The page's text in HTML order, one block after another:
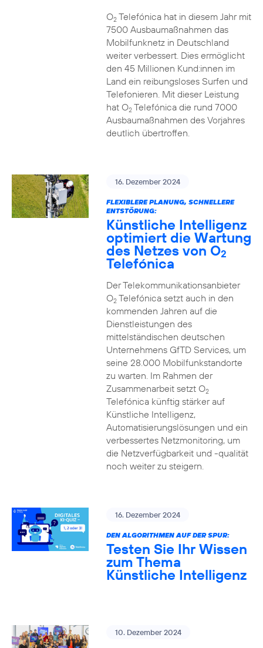
O2Telefónica hat in diesem Jahr mit
7500 Ausbaumaßnahmen das
Mobilfunknetz in Deutschland
weiter verbessert. Dies ermöglicht
den 45 Millionen Kund:innen im
Land ein reibungsloses Surfen und
Telefonieren. Mit dieser Leistung
hat O2Telefónica die rund 7000
Ausbaumaßnahmen des Vorjahres
deutlich übertroffen.
16. Dezember 2024
FLEXIBLERE PLANUNG, SCHNELLERE
ENTSTÖRUNG:
Künstliche Intelligenz
optimiert die Wartung
des Netzes von O2
Telefónica
Der Telekommunikationsanbieter
O2Telefónica setzt auch in den
kommenden Jahren auf die
Dienstleistungen des
mittelständischen deutschen
Unternehmens GfTD Services, um
seine 28.000 Mobilfunkstandorte
zu warten. Im Rahmen der
Zusammenarbeit setzt O2
Telefónica künftig stärker auf
Künstliche Intelligenz,
Automatisierungslösungen und ein
verbessertes Netzmonitoring, um
die Netzverfügbarkeit und -qualität
noch weiter zu steigern.
16. Dezember 2024
DEN ALGORITHMEN AUF DER SPUR:
Testen Sie Ihr Wissen
zum Thema
Künstliche Intelligenz
10. Dezember 2024